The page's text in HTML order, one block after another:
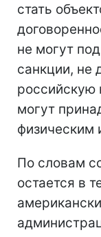
стать
не могут
санкции, не
российскую
могут
физическим
По словам
остается в